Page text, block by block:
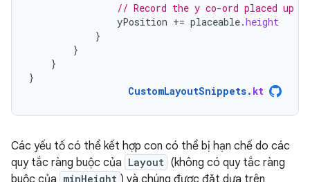
// Record the y co-ord placed up to
yPosition += placeable.height
}
}
}
}
CustomLayoutSnippets. kt
Các yếu tố có thể kết hợp con có thể bị hạn chế do các
quy tắc ràng buộc của Layout (không có quy tắc ràng
buộc của minHeight ) và chúng được đặt dựa trên